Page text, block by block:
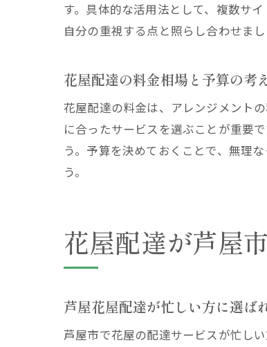
す。具体的な活用法として、複数サ
自分の重視する点と照らし合わせま
花屋配達の料金相場と予算の考
花屋配達の料金は、アレンジメント
に合ったサービスを選ぶことが重要
う。予算を決めておくことで、無理
う。
花屋配達が芦屋
芦屋花屋配達が忙しい方に選ば
芦屋市で花屋の配達サービスが忙し